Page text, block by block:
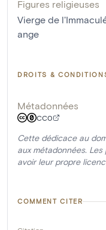
Figures religieuses
Vierge de
ange
DROITS &
Métadonnées
CC0
Cette dédicace au
aux métadonnées.
avoir leur propre
COMMENT CITER